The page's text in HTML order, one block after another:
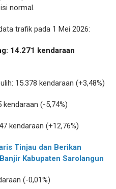
normal.
trafik pada 1 Mei 2026:
14.271 kendaraan
15.378 kendaraan (+3,48%)
(-5,74%)
kendaraan (+12,76%)
Tinjau dan Berikan
Kabupaten Sarolangun
(-0,01%)